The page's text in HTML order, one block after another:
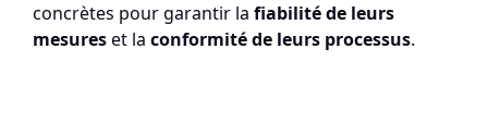
concrètes pour garantir la fiabilité de leurs
mesureset la conformité de leurs processus.